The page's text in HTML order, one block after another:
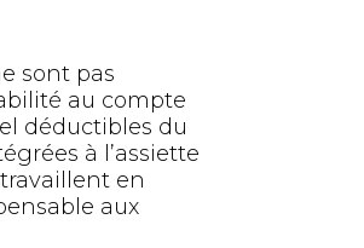
sont pas
au compte
déductibles du
à l’assiette
en
aux